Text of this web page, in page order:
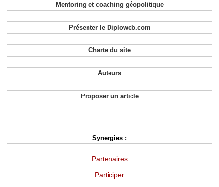
Mentoring et coaching géopolitique
Présenter le Diploweb.com
Charte du site
Auteurs
Proposer un article
Synergies :
Partenaires
Participer